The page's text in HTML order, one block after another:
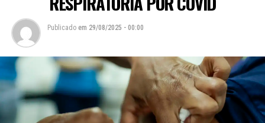
Publicado em 29/08/2025 - 00:00